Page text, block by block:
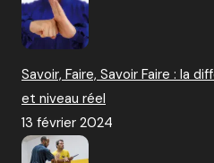
Savoir, Faire, Savoir Faire : la
et niveau réel
13 février 2024